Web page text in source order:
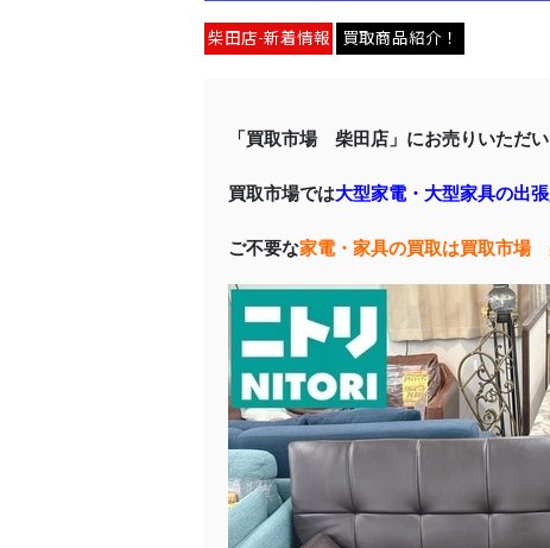
柴田店-新着情報 買取商品紹介！
「買取市場 柴田店」にお売りいただ
買取市場では大型家電・大型家具の出
ご不要な家電・家具の買取は買取市場